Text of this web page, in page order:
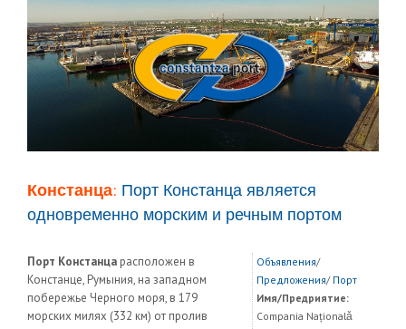
Констанца: Порт Констанца является
одновременно морским и речным портом
Порт Констанца расположен в
Констанце, Румыния, на западном
побережье Черного моря, в 179
морских милях (332 км) от пролив
Объявления/
Предложения/ Порт
Имя/Предриятие:
Compania Naționalǎ